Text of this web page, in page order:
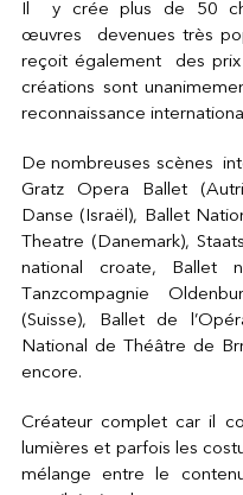
Il y crée plus de 50
œuvres devenues très
reçoit également des
créations sont
reconnaissance
De nombreuses scènes
Gratz Opera Ballet
Danse (Israël), Ballet
Theatre (Danemark),
national croate, Ballet
Tanzcompagnie
(Suisse), Ballet de
National de Théâtre de
encore.
Créateur complet car il
lumières et parfois les
mélange entre le